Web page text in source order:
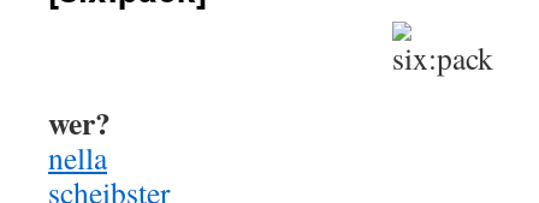
wer?
nella
scheibster